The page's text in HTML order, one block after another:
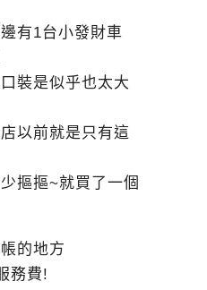
有1台小發財車
裝是似乎也太大
以前就是只有這
摳摳~就買了一個
的地方
務費!